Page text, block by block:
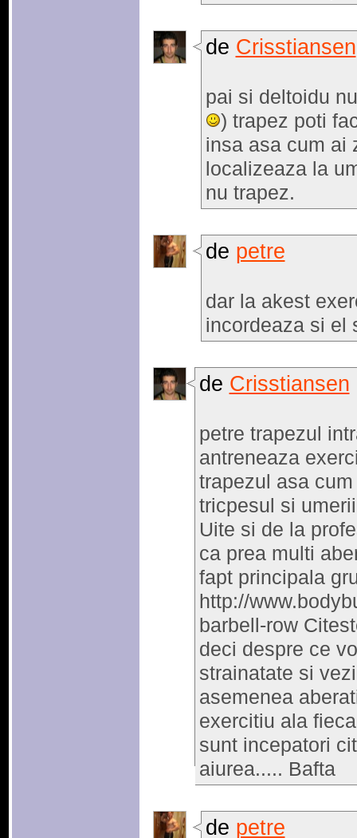
de Crisstiansen
pai si deltoidu
) trapez poti
insa asa cum ai
localizeaza la
nu trapez.
de petre
dar la akest
incordeaza si el
de Crisstiansen
petre trapezul
antreneaza
trapezul asa
tricpesul si
Uite si de la
ca prea multi
fapt principala
http://
barbell-row
deci despre ce
strainatate si
asemenea
exercitiu ala
sunt incepatori
aiurea..... Bafta
de petre